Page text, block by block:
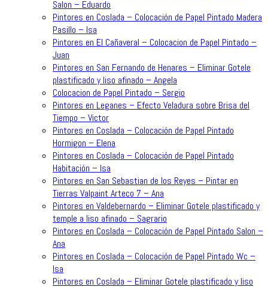
Salon – Eduardo
Pintores en Coslada – Colocación de Papel Pintado Madera
Pasillo – Isa
Pintores en El Cañaveral – Colocacion de Papel Pintado –
Juan
Pintores en San Fernando de Henares – Eliminar Gotele
plastificado y liso afinado – Angela
Colocacion de Papel Pintado – Sergio
Pintores en Leganes – Efecto Veladura sobre Brisa del
Tiempo – Victor
Pintores en Coslada – Colocación de Papel Pintado
Hormigon – Elena
Pintores en Coslada – Colocación de Papel Pintado
Habitación – Isa
Pintores en San Sebastian de los Reyes – Pintar en
Tierras Valpaint Arteco 7 – Ana
Pintores en Valdebernardo – Eliminar Gotele plastificado y
temple a liso afinado – Sagrario
Pintores en Coslada – Colocación de Papel Pintado Salon –
Ana
Pintores en Coslada – Colocación de Papel Pintado Wc –
Isa
Pintores en Coslada – Eliminar Gotele plastificado y liso